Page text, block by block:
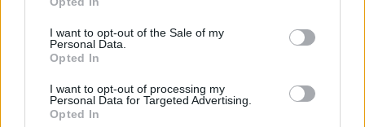
I want to opt-out of the Sale of my
Personal Data.
Opted In
I want to opt-out of processing my
Personal Data for Targeted Advertising.
Opted In